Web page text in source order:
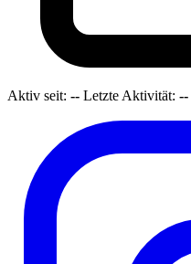
Aktiv seit: -- Letzte Aktivität: --